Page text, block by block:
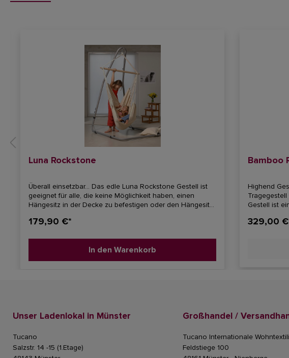
Luna Rockstone
Überall einsetzbar... Das edle Luna Rockstone Gestell ist
geeignet für alle, die keine Möglichkeit haben, einen
Hängesitz in der Decke zu befestigen oder den Hängesitz
möchten, um die Sonne zu genießen. Das einfach
für Sie.Es ist mit einer patentierten Pulverbeschichtung
namens `Rockstone´versehen und garantiert so weder
Kratz- noch Stoßspuren und absolute Stabilität. Farbe:
179,90 €*
In den Warenkorb
Bamboo
Highend Gestell aus
Gestell ist
Maserung
alle
329,00
Unser Ladenlokal in Münster
Tucano
Salzstr. 14 -15 (1.Etage)
Großhandel /
Tucano Internationale
Feldstiege 100